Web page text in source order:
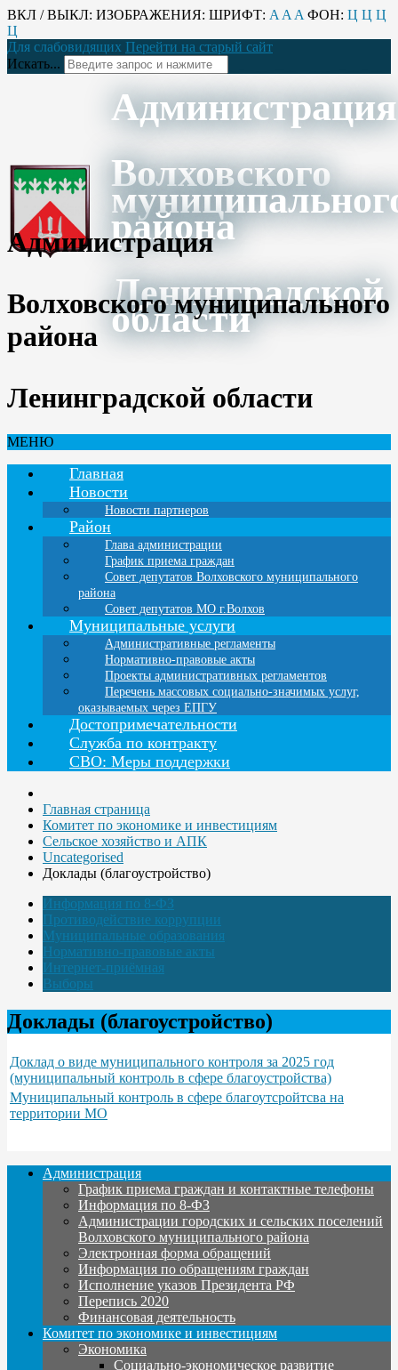
ВКЛ / ВЫКЛ: ИЗОБРАЖЕНИЯ: ШРИФТ: A A A ФОН: Ц Ц Ц
Ц
Для слабовидящих Перейти на старый сайт
Искать...
Администрация
Волховского
района
Ленинградской
области
Администрация
Волховского муниципального
района
Ленинградской области
МЕНЮ
Главная
Новости
Новости партнеров
Район
Глава администрации
График приема граждан
Совет депутатов Волховского муниципального
района
Совет депутатов МО г.Волхов
Муниципальные услуги
Административные регламенты
Нормативно-правовые акты
Проекты административных регламентов
Перечень массовых социально-значимых услуг,
оказываемых через ЕПГУ
Достопримечательности
Служба по контракту
СВО: Меры поддержки
Главная страница
Комитет по экономике и инвестициям
Сельское хозяйство и АПК
Uncategorised
Доклады (благоустройство)
Информация по 8-ФЗ
Противодействие коррупции
Муниципальные образования
Нормативно-правовые акты
Интернет-приёмная
Выборы
Доклады (благоустройство)
Доклад о виде муниципального контроля за 2025 год
(муниципальный контроль в сфере благоустройства)
Муниципальный контроль в сфере благоутсройтсва на
территории МО
Администрация
График приема граждан и контактные телефоны
Информация по 8-ФЗ
Администрации городских и сельских поселений
Волховского муниципального района
Электронная форма обращений
Информация по обращениям граждан
Исполнение указов Президента РФ
Перепись 2020
Финансовая деятельность
Комитет по экономике и инвестициям
Экономика
Социально-экономическое развитие